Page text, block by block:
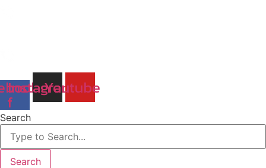
f
Instagram
Youtube
Search
Search